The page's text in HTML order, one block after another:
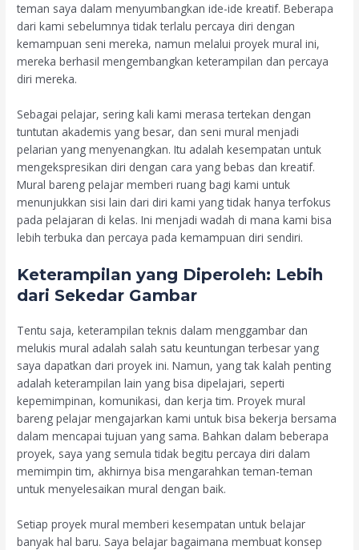
teman saya dalam menyumbangkan ide-ide kreatif. Beberapa
dari kami sebelumnya tidak terlalu percaya diri dengan
kemampuan seni mereka, namun melalui proyek mural ini,
mereka berhasil mengembangkan keterampilan dan percaya
diri mereka.
Sebagai pelajar, sering kali kami merasa tertekan dengan
tuntutan akademis yang besar, dan seni mural menjadi
pelarian yang menyenangkan. Itu adalah kesempatan untuk
mengekspresikan diri dengan cara yang bebas dan kreatif.
Mural bareng pelajar memberi ruang bagi kami untuk
menunjukkan sisi lain dari diri kami yang tidak hanya terfokus
pada pelajaran di kelas. Ini menjadi wadah di mana kami bisa
lebih terbuka dan percaya pada kemampuan diri sendiri.
Keterampilan yang Diperoleh: Lebih
dari Sekedar Gambar
Tentu saja, keterampilan teknis dalam menggambar dan
melukis mural adalah salah satu keuntungan terbesar yang
saya dapatkan dari proyek ini. Namun, yang tak kalah penting
adalah keterampilan lain yang bisa dipelajari, seperti
kepemimpinan, komunikasi, dan kerja tim. Proyek mural
bareng pelajar mengajarkan kami untuk bisa bekerja bersama
dalam mencapai tujuan yang sama. Bahkan dalam beberapa
proyek, saya yang semula tidak begitu percaya diri dalam
memimpin tim, akhirnya bisa mengarahkan teman-teman
untuk menyelesaikan mural dengan baik.
Setiap proyek mural memberi kesempatan untuk belajar
banyak hal baru. Saya belajar bagaimana membuat konsep